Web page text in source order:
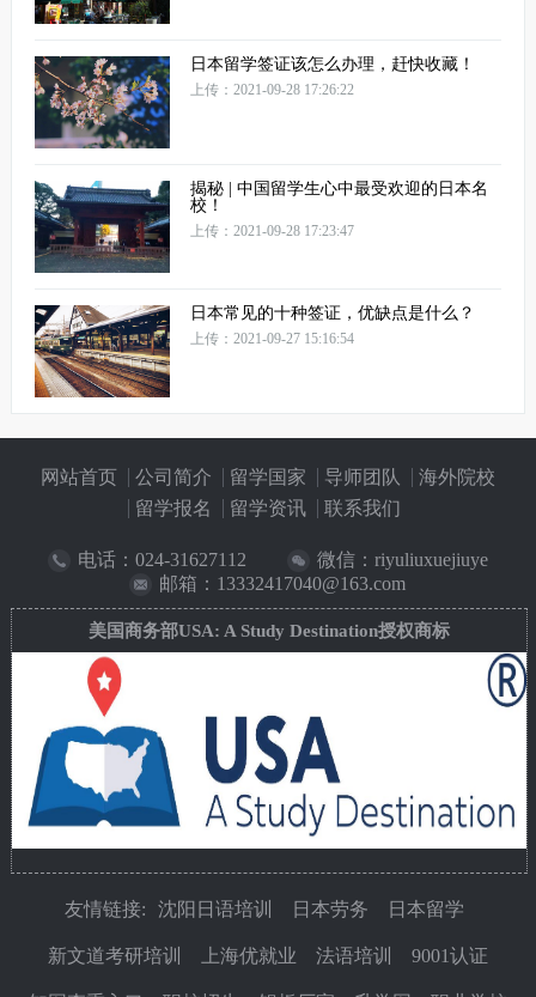
日本留学签证该怎么办理，赶快收藏！
上传：2021-09-28 17:26:22
揭秘 | 中国留学生心中最受欢迎的日本名
校！
上传：2021-09-28 17:23:47
日本常见的十种签证，优缺点是什么？
上传：2021-09-27 15:16:54
网站首页 公司简介 留学国家 导师团队
海外院校
留学报名
留学资讯 联系我们
电话： 024-31627112
微信：riyuliuxuejiuye
邮箱：13332417040@163.com
美国商务部USA: A Study Destination授权商标
友情链接: 沈阳日语培训 日本劳务 日本留学
新文道考研培训 上海优就业 法语培训 9001认证